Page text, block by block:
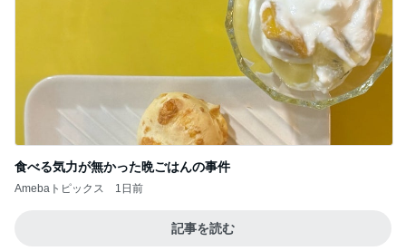
食べる気力が無かった晩ごはんの事件
Amebaトピックス 1日前
記事を読む